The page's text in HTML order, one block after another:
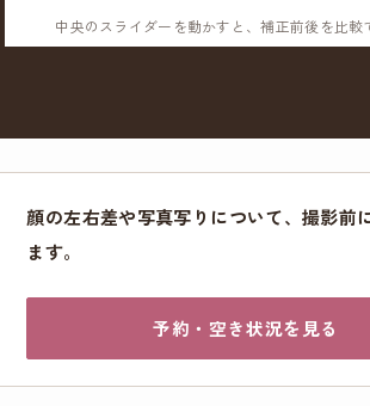
中央のスライダーを動かすと、補正前後を比較
顔の左右差や写真写りについて、撮影前
ます。
予約・空き状況を見る